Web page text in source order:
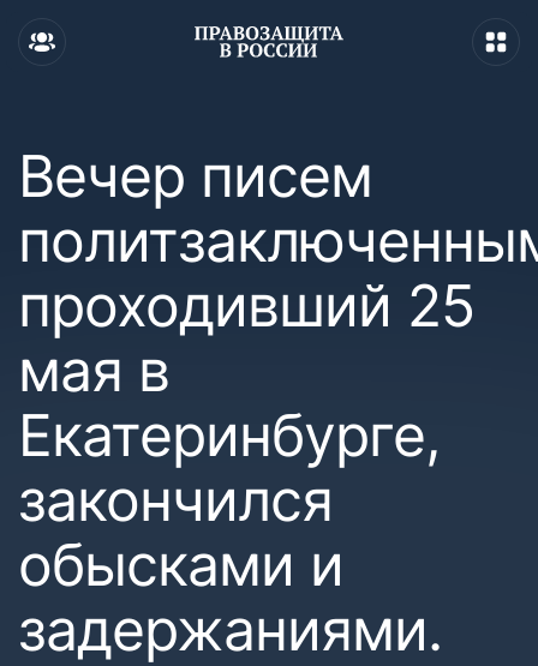
Вечер писем
проходивший 25
мая в
Екатеринбурге,
закончился
обысками и
задержаниями.